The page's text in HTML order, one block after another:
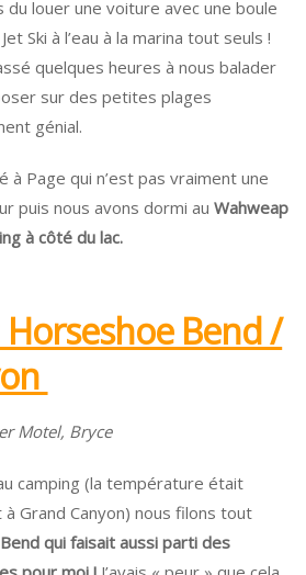
du louer une voiture avec une boule
Ski à l’eau à la marina tout seuls !
quelques heures à nous balader
sur des petites plages
génial.
à Page qui n’est pas vraiment une
puis nous avons dormi au Wahweap
à côté du lac.
Horseshoe Bend /
Motel, Bryce
camping (la température était
Grand Canyon) nous filons tout
qui faisait aussi parti des